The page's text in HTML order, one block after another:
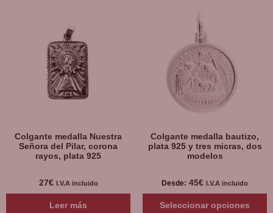
Colgante medalla Nuestra
Señora del Pilar, corona
rayos, plata 925
27€ I.V.A incluido
Leer más
Colgante medalla bautizo,
plata 925 y tres micras, dos
modelos
Desde: 45€ I.V.A incluido
Seleccionar opciones